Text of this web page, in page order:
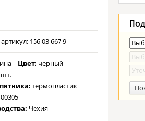
156 03 667 9
Цвет: черный
термопластик
Чехия